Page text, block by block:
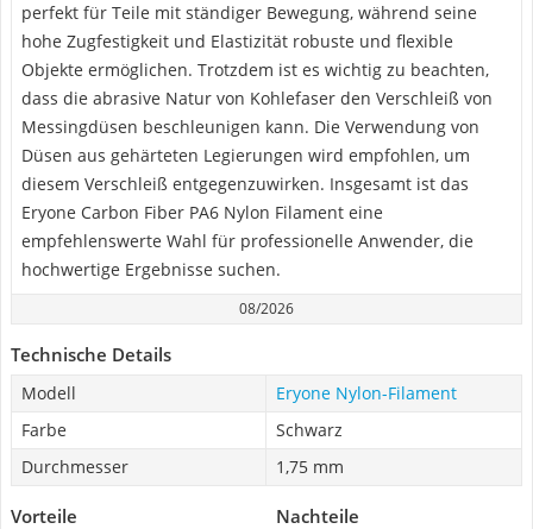
perfekt für Teile mit ständiger Bewegung, während seine
hohe Zugfestigkeit und Elastizität robuste und flexible
Objekte ermöglichen. Trotzdem ist es wichtig zu beachten,
dass die abrasive Natur von Kohlefaser den Verschleiß von
Messingdüsen beschleunigen kann. Die Verwendung von
Düsen aus gehärteten Legierungen wird empfohlen, um
diesem Verschleiß entgegenzuwirken. Insgesamt ist das
Eryone Carbon Fiber PA6 Nylon Filament eine
empfehlenswerte Wahl für professionelle Anwender, die
hochwertige Ergebnisse suchen.
08/2026
Technische Details
Modell
Eryone Nylon-Filament
Farbe
Schwarz
Durchmesser
1,75 mm
Vorteile Nachteile